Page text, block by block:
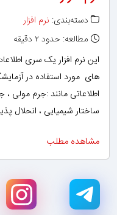
دسته‌بندی: نرم افزار
مطالعه: حدود ۲ دقیقه
این نرم افزار یک سری
های مورد استفاده در
اطلاعاتی مانند :جرم
ساختار شیمیایی ، انحلال
مشاهده مطلب